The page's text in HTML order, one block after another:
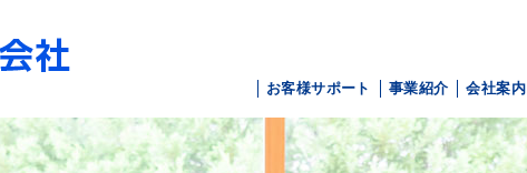
お客様サポート 事業紹介 会社案内